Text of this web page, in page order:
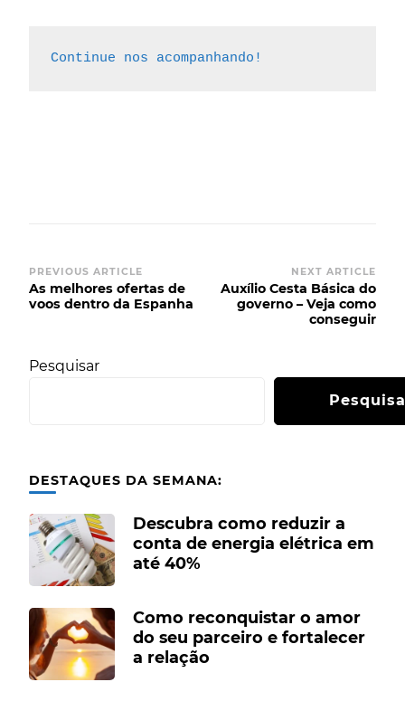
Continue nos acompanhando!
Post
Navigation
PREVIOUS ARTICLE
As melhores ofertas de
voos dentro da Espanha
NEXT ARTICLE
Auxílio Cesta Básica do
governo – Veja como
conseguir
Pesquisar
DESTAQUES DA SEMANA:
Descubra como reduzir a
conta de energia elétrica em
até 40%
Como reconquistar o amor
do seu parceiro e fortalecer
a relação